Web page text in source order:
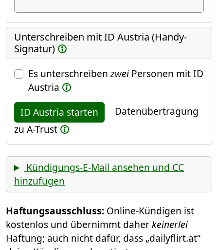
Unterschreiben mit ID Austria (Handy-
Signatur)
Es unterschreibenzweiPersonen mit ID
Austria
ID Austria starten
Datenübertragung
zu A-Trust
Kündigungs-E-Mail ansehen und CC
hinzufügen
Haftungsausschluss: Online-Kündigen ist
kostenlos und übernimmt daherkeinerlei
Haftung; auch nicht dafür, dass „dailyflirt.at“